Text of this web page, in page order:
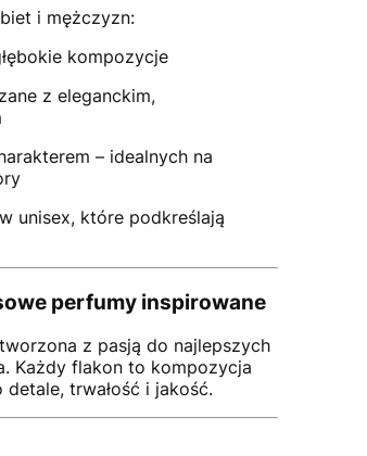
i mężczyzn:
kompozycje
z eleganckim,
– idealnych na
unisex, które podkreślają
perfumy inspirowane
z pasją do najlepszych
Każdy flakon to kompozycja
trwałość i jakość.